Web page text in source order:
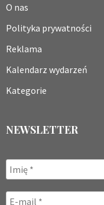
O nas
Polityka prywatności
Reklama
Kalendarz wydarzeń
Kategorie
NEWSLETTER